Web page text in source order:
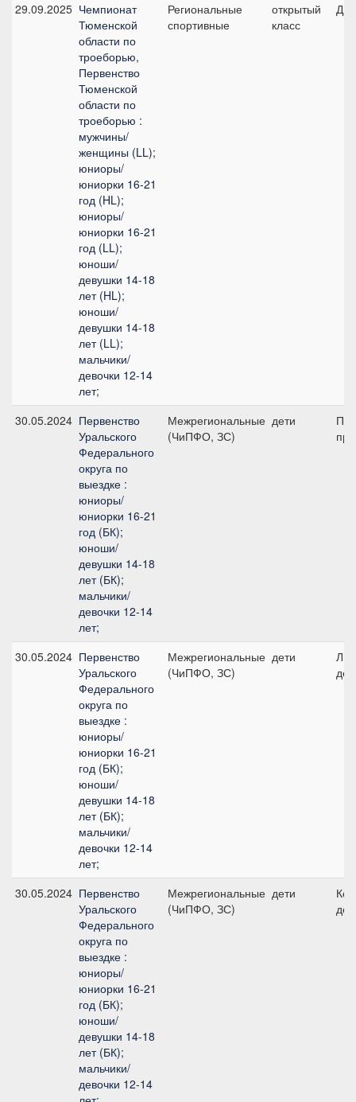
29.09.2025 Чемпионат
Тюменской
области по
троеборью,
Первенство
Тюменской
области по
троеборью :
мужчины/
женщины (LL);
юниоры/
юниорки 16-21
год (HL);
юниоры/
юниорки 16-21
год (LL);
юноши/
девушки 14-18
лет (HL);
юноши/
девушки 14-18
лет (LL);
мальчики/
девочки 12-14
лет;
Региональные
спортивные
открытый
класс
30.05.2024 Первенство
Уральского
Федерального
округа по
выездке :
юниоры/
юниорки 16-21
год (БК);
юноши/
девушки 14-18
лет (БК);
мальчики/
девочки 12-14
лет;
Межрегиональные
(ЧиПФО, ЗС)
дети
30.05.2024 Первенство
Уральского
Федерального
округа по
выездке :
юниоры/
юниорки 16-21
год (БК);
юноши/
девушки 14-18
лет (БК);
мальчики/
девочки 12-14
лет;
Межрегиональные
(ЧиПФО, ЗС)
дети
30.05.2024 Первенство
Уральского
Федерального
округа по
выездке :
юниоры/
юниорки 16-21
год (БК);
юноши/
девушки 14-18
лет (БК);
мальчики/
девочки 12-14
Межрегиональные
(ЧиПФО, ЗС)
дети